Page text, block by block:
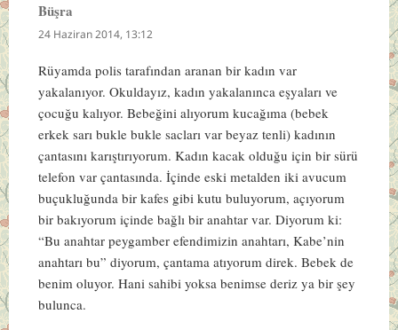
Büşra
ki:
24 Haziran 2014, 13:12
Rüyamda polis tarafından aranan bir kadın var
yakalanıyor. Okuldayız, kadın yakalanınca eşyaları ve
çocuğu kalıyor. Bebeğini alıyorum kucağıma (bebek
erkek sarı bukle bukle sacları var beyaz tenli) kadının
çantasını karıştırıyorum. Kadın kacak olduğu için bir sürü
telefon var çantasında. İçinde eski metalden iki avucum
buçukluğunda bir kafes gibi kutu buluyorum, açıyorum
bir bakıyorum içinde bağlı bir anahtar var. Diyorum ki:
“Bu anahtar peygamber efendimizin anahtarı, Kabe’nin
anahtarı bu” diyorum, çantama atıyorum direk. Bebek de
benim oluyor. Hani sahibi yoksa benimse deriz ya bir şey
bulunca.